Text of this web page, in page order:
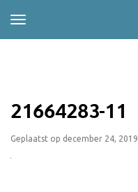
21664283-11
Geplaatst op december 24, 2019